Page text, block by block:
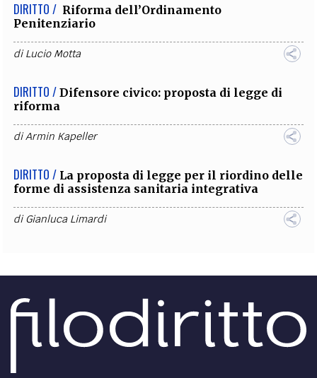
DIRITTO / Riforma dell’Ordinamento
Penitenziario
diLucio Motta
DIRITTO / Difensore civico: proposta di legge di
riforma
diArmin Kapeller
DIRITTO / La proposta di legge per il riordino delle
forme di assistenza sanitaria integrativa
diGianluca Limardi